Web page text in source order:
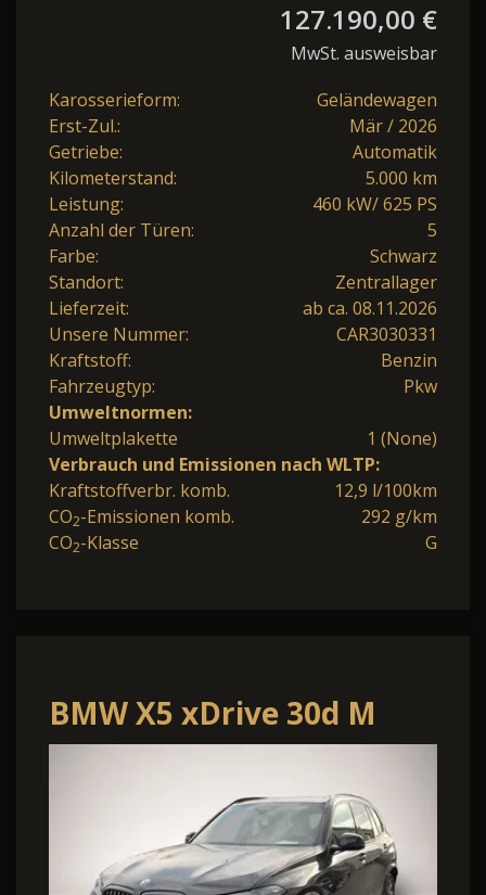
127.190,00 €
MwSt. ausweisbar
Karosserieform:
Geländewagen
Erst-Zul.:
Mär / 2026
Getriebe:
Automatik
Kilometerstand:
5.000 km
Leistung:
460 kW/ 625 PS
Anzahl der Türen:
5
Farbe:
Schwarz
Standort:
Zentrallager
Lieferzeit:
ab ca. 08.11.2026
Unsere Nummer:
CAR3030331
Kraftstoff:
Benzin
Fahrzeugtyp:
Pkw
Umweltnormen:
Umweltplakette
1 (None)
Verbrauch und Emissionen nach WLTP:
Kraftstoffverbr. komb.
12,9 l/100km
CO2-Emissionen komb.
292 g/km
CO2-Klasse G
BMW X5 xDrive 30d M
Sport*UPE 112.000¤*Pano